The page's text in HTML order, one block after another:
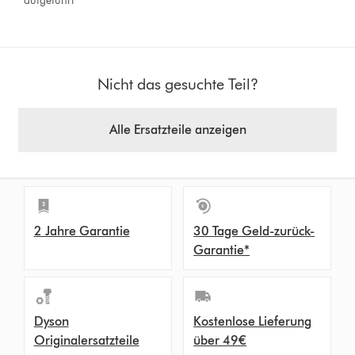
Nicht das gesuchte Teil?
Alle Ersatzteile anzeigen
2 Jahre Garantie
30 Tage Geld-zurück-
Garantie*
Dyson
Originalersatzteile
Kostenlose Lieferung
über 49€